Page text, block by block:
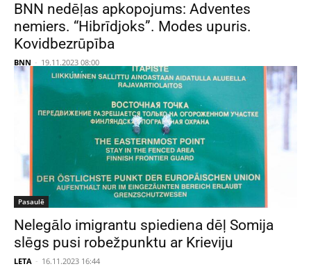
BNN nedēļas apkopojums: Adventes
nemiers. “Hibrīdjoks”. Modes upuris.
Kovidbezrūpība
BNN - 19.11.2023 08:00
Pasaulē
Nelegālo imigrantu spiediena dēļ Somija
slēgs pusi robežpunktu ar Krieviju
LETA - 16.11.2023 16:44